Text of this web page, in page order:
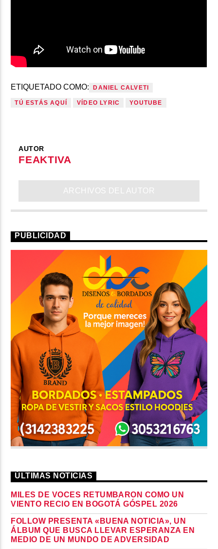
ETIQUETADO COMO: DANIEL CALVETI
TÚ ESTÁS AQUÍ VÍDEO LYRIC YOUTUBE
AUTOR
FEAKTIVA
ARCHIVOS DEL AUTOR
PUBLICIDAD
ÚLTIMAS NOTICIAS
MILES DE VOCES RETUMBARON COMO UN
VIENTO RECIO EN BOGOTÁ GÓSPEL 2026
FOLLOW PRESENTA «BUENA NOTICIA», UN
ÁLBUM QUE BUSCA LLEVAR ESPERANZA EN
MEDIO DE UN MUNDO DE ADVERSIDAD